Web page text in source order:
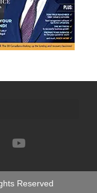
Reserved